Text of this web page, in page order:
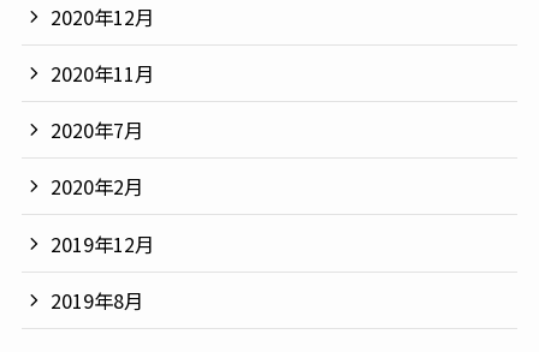
2020年12月
2020年11月
2020年7月
2020年2月
2019年12月
2019年8月